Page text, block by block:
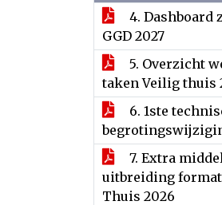
4. Dashboard
GGD 2027
5. Overzicht
taken Veilig thuis
6. 1ste
7. Extra
uitbreiding
Thuis 2026